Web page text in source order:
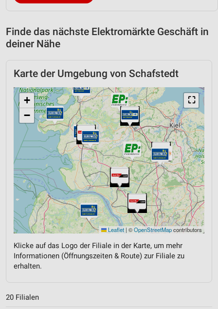
Finde das nächste Elektromärkte Geschäft in
deiner Nähe
Karte der Umgebung von Schafstedt
⛶
+
−
Leaflet | ©OpenStreetMapcontributors
Klicke auf das Logo der Filiale in der Karte, um mehr
Informationen (Öffnungszeiten & Route) zur Filiale zu
erhalten.
20 Filialen